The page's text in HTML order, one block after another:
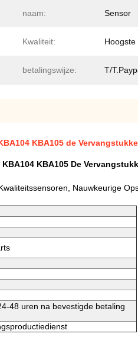
naam: Sensor
Kwaliteit: Hoogste
betalingswijze: T/
KBA105 de
KBA105 De
Nauwkeurige
48 uren na bevestigde betaling